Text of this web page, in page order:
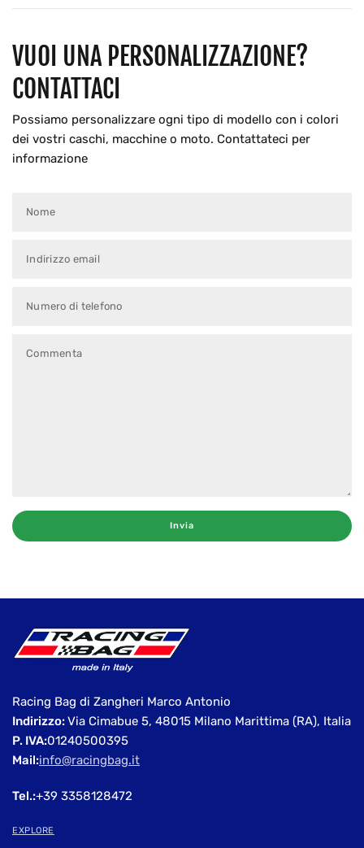
VUOI UNA PERSONALIZZAZIONE?
CONTATTACI
Possiamo personalizzare ogni tipo di modello con i colori
dei vostri caschi, macchine o moto. Contattateci per
informazione
Nome
Indirizzo email
Numero di telefono
Commenta
Invia
Racing Bag di Zangheri Marco Antonio
Indirizzo:Via Cimabue 5, 48015 Milano Marittima (RA), Italia
P. IVA:01240500395
Mail:info@racingbag.it
Tel.:+39 3358128472
EXPLORE